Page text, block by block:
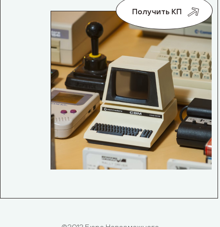
Получить КП